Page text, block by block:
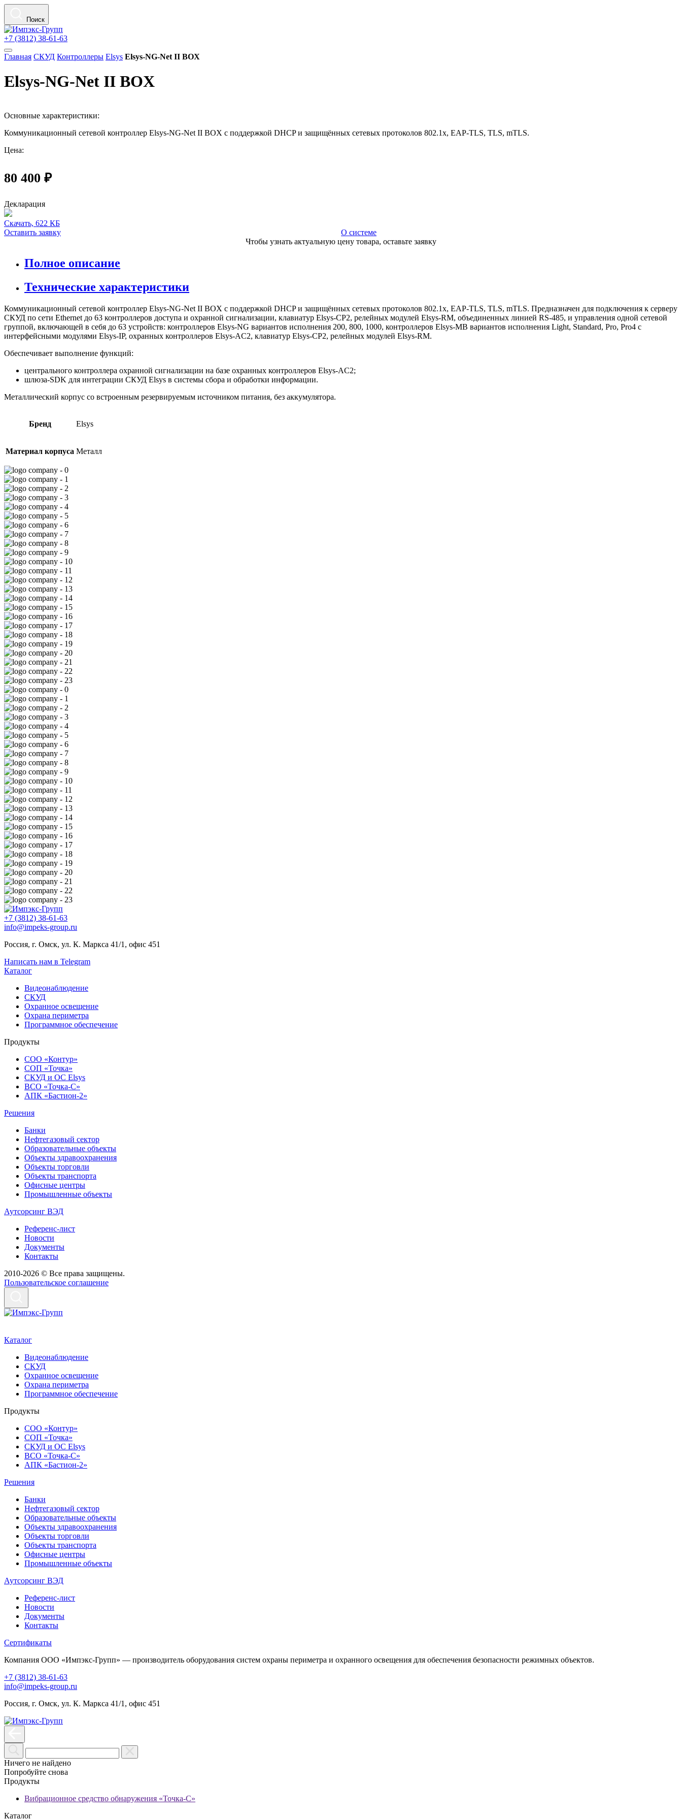
Поиск
+7 (3812) 38-61-63
Главная СКУД Контроллеры Elsys Elsys-NG-Net II BOX
Elsys-NG-Net II BOX
Основные характеристики:
Коммуникационный сетевой контроллер Elsys-NG-Net II BOX с поддержкой DHCP и защищённых сетевых протоколов 802.1x, EAP-TLS, TLS, mTLS.
Цена:
80 400 ₽
Декларация
Скачать, 622 КБ
Оставить заявку
О системе
Чтобы узнать актуальную цену товара, оставьте заявку
Полное описание
Технические характеристики
Коммуникационный сетевой контроллер Elsys-NG-Net II BOX с поддержкой DHCP и защищённых сетевых протоколов 802.1x, EAP-TLS, TLS, mTLS. Предназначен для подключения к серверу
СКУД по сети Ethernet до 63 контроллеров доступа и охранной сигнализации, клавиатур Elsys-CP2, релейных модулей Elsys-RM, объединенных линией RS-485, и управления одной сетевой
группой, включающей в себя до 63 устройств: контроллеров Elsys-NG вариантов исполнения 200, 800, 1000, контроллеров Elsys-MB вариантов исполнения Light, Standard, Pro, Pro4 с
интерфейсными модулями Elsys-IP, охранных контроллеров Elsys-AC2, клавиатур Elsys-CP2, релейных модулей Elsys-RM.
Обеспечивает выполнение функций:
центрального контроллера охранной сигнализации на базе охранных контроллеров Elsys-AC2;
шлюза-SDK для интеграции СКУД Elsys в системы сбора и обработки информации.
Металлический корпус со встроенным резервируемым источником питания, без аккумулятора.
Бренд Elsys
Материал корпуса Металл
+7 (3812) 38-61-63
info@impeks-group.ru
Россия, г. Омск, ул. К. Маркса 41/1, офис 451
Написать нам в Telegram
Каталог
Видеонаблюдение
СКУД
Охранное освещение
Охрана периметра
Программное обеспечение
Продукты
СОО «Контур»
СОП «Точка»
СКУД и ОС Elsys
ВСО «Точка-С»
АПК «Бастион-2»
Решения
Банки
Нефтегазовый сектор
Образовательные объекты
Объекты здравоохранения
Объекты торговли
Объекты транспорта
Офисные центры
Промышленные объекты
Аутсорсинг ВЭД
Референс-лист
Новости
Документы
Контакты
2010-2026 © Все права защищены.
Пользовательское соглашение
Каталог
Видеонаблюдение
СКУД
Охранное освещение
Охрана периметра
Программное обеспечение
Продукты
СОО «Контур»
СОП «Точка»
СКУД и ОС Elsys
ВСО «Точка-С»
АПК «Бастион-2»
Решения
Банки
Нефтегазовый сектор
Образовательные объекты
Объекты здравоохранения
Объекты торговли
Объекты транспорта
Офисные центры
Промышленные объекты
Аутсорсинг ВЭД
Референс-лист
Новости
Документы
Контакты
Сертификаты
Компания ООО «Импэкс-Групп» — производитель оборудования систем охраны периметра и охранного освещения для обеспечения безопасности режимных объектов.
+7 (3812) 38-61-63
info@impeks-group.ru
Россия, г. Омск, ул. К. Маркса 41/1, офис 451
Ничего не найдено
Попробуйте снова
Продукты
Вибрационное средство обнаружения «Точка-С»
Каталог